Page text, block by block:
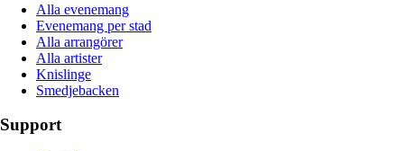
Alla evenemang
Evenemang per stad
Alla arrangörer
Alla artister
Knislinge
Smedjebacken
Support